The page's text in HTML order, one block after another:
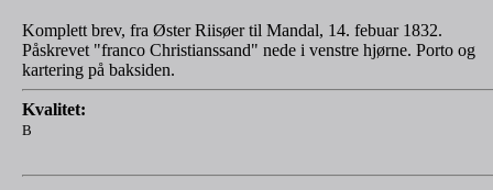
Komplett brev, fra Øster Riisøer til Mandal, 14. febuar 1832.
Påskrevet "franco Christianssand" nede i venstre hjørne. Porto og
kartering på baksiden.
Kvalitet:
B